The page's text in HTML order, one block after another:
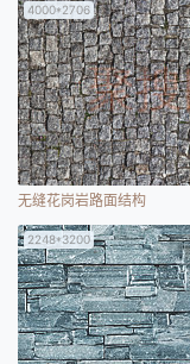
无缝花岗岩路面结构
4000*2706
2248*3200